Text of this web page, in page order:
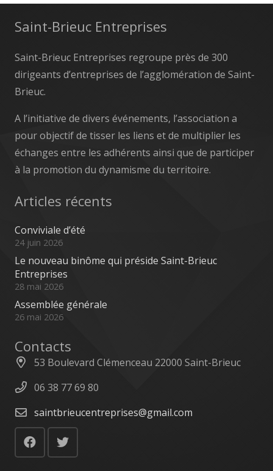
Saint-Brieuc Entreprises
Saint-Brieuc Entreprises regroupe près de 300
dirigeants d’entreprises de l’agglomération de Saint-
Brieuc.
A l’initiative de divers événements, l’association a
pour objectif de tisser les liens et de multiplier les
échanges entre les adhérents ainsi que de participer
à la promotion du dynamisme du territoire.
Articles récents
Conviviale d’été
24 juin 2026
Le nouveau binôme qui préside Saint-Brieuc
Entreprises
28 mai 2026
Assemblée générale
26 mai 2026
Contacts
53 Boulevard Clémenceau 22000 Saint-Brieuc
06 38 77 69 80
saintbrieucentreprises@gmail.com